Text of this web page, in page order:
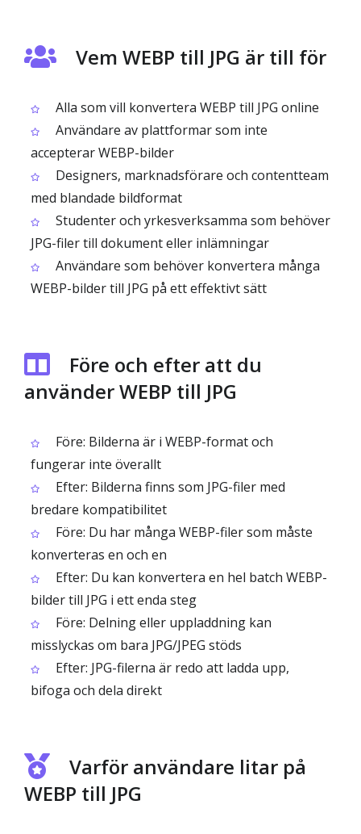
Vem WEBP till JPG är till för
Alla som vill konvertera WEBP till JPG online
Användare av plattformar som inte
accepterar WEBP-bilder
Designers, marknadsförare och contentteam
med blandade bildformat
Studenter och yrkesverksamma som behöver
JPG-filer till dokument eller inlämningar
Användare som behöver konvertera många
WEBP-bilder till JPG på ett effektivt sätt
Före och efter att du
använder WEBP till JPG
Före: Bilderna är i WEBP-format och
fungerar inte överallt
Efter: Bilderna finns som JPG-filer med
bredare kompatibilitet
Före: Du har många WEBP-filer som måste
konverteras en och en
Efter: Du kan konvertera en hel batch WEBP-
bilder till JPG i ett enda steg
Före: Delning eller uppladdning kan
misslyckas om bara JPG/JPEG stöds
Efter: JPG-filerna är redo att ladda upp,
bifoga och dela direkt
Varför användare litar på
WEBP till JPG